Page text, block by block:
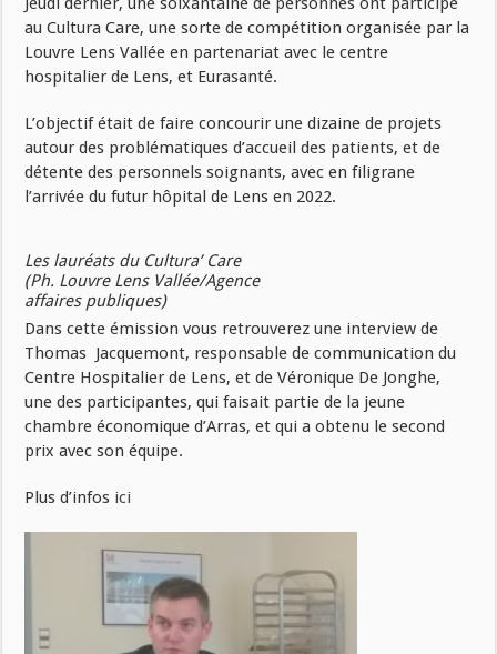
au Cultura Care, une sorte de compétition organisée par la
Louvre Lens Vallée en partenariat avec le centre
hospitalier de Lens, et Eurasanté.
L’objectif était de faire concourir une dizaine de projets
autour des problématiques d’accueil des patients, et de
détente des personnels soignants, avec en filigrane
l’arrivée du futur hôpital de Lens en 2022.
Les lauréats du Cultura’ Care
(Ph. Louvre Lens Vallée/Agence
affaires publiques)
Dans cette émission vous retrouverez une interview de
Thomas Jacquemont, responsable de communication du
Centre Hospitalier de Lens, et de Véronique De Jonghe,
une des participantes, qui faisait partie de la jeune
chambre économique d’Arras, et qui a obtenu le second
prix avec son équipe.
Plus d’infos ici